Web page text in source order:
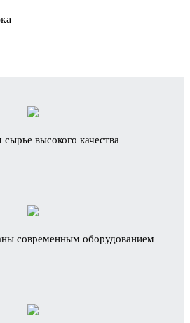
высокого качества
современным оборудованием